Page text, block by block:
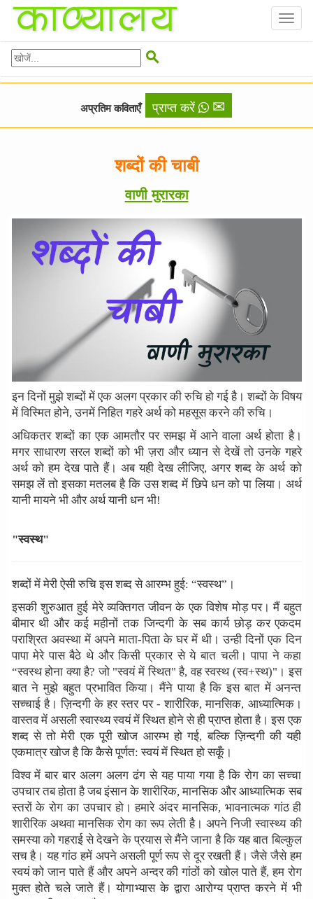

अप्रतिम कविताएँ प्राप्त करें ✉
शब्दों की चाबी
वाणी मुरारका
इन दिनों मुझे शब्दों में एक अलग प्रकार की रुचि हो गई है। शब्दों के विषय
में विस्मित होने, उनमें निहित गहरे अर्थ को महसूस करने की रुचि।
अधिकतर शब्दों का एक आमतौर पर समझ में आने वाला अर्थ होता है।
मगर साधारण सरल शब्दों को भी ज़रा और ध्यान से देखें तो उनके गहरे
अर्थ को हम देख पाते हैं। अब यही देख लीजिए, अगर शब्द के अर्थ को
समझ लें तो इसका मतलब है कि उस शब्द में छिपे धन को पा लिया। अर्थ
यानी मायने भी और अर्थ यानी धन भी!
"स्वस्थ"
शब्दों में मेरी ऐसी रुचि इस शब्द से आरम्भ हुई: “स्वस्थ”।
इसकी शुरुआत हुई मेरे व्यक्तिगत जीवन के एक विशेष मोड़ पर। मैं बहुत
बीमार थी और कई महीनों तक जिन्दगी के सब कार्य छोड़ कर एकदम
पराश्रित अवस्था में अपने माता-पिता के घर में थी। उन्ही दिनों एक दिन
पापा मेरे पास बैठे थे और किसी प्रकार से ये बात चली। पापा ने कहा
“स्वस्थ होना क्या है? जो "स्वयं में स्थित" है, वह स्वस्थ (स्व+स्थ)"। इस
बात ने मुझे बहुत प्रभावित किया। मैंने पाया है कि इस बात में अनन्त
सच्चाई है। ज़िन्दगी के हर स्तर पर - शारीरिक, मानसिक, आध्यात्मिक।
वास्तव में असली स्वास्थ्य स्वयं में स्थित होने से ही प्राप्त होता है। इस एक
शब्द से तो मेरी एक पूरी खोज आरम्भ हो गई, बल्कि ज़िन्दगी की यही
एकमात्र खोज है कि कैसे पूर्णत: स्वयं में स्थित हो सकूँ।
विश्व में बार बार अलग अलग ढंग से यह पाया गया है कि रोग का सच्चा
उपचार तब होता है जब इंसान के शारीरिक, मानसिक और आध्यात्मिक सब
स्तरों के रोग का उपचार हो। हमारे अंदर मानसिक, भावनात्मक गांठ ही
शारीरिक अथवा मानसिक रोग का रूप लेती है। अपने निजी स्वास्थ्य की
समस्या को गहराई से देखने के प्रयास से मैंने जाना है कि यह बात बिल्कुल
सच है। यह गांठ हमें अपने असली पूर्ण रूप से दूर रखती हैं। जैसे जैसे हम
स्वयं को जान पाते हैं और अपने अन्दर की गांठों को खोल पाते हैं, हम रोग
मुक्त होते चले जाते हैं। योगाभ्यास के द्वारा आरोग्य प्राप्त करने में भी